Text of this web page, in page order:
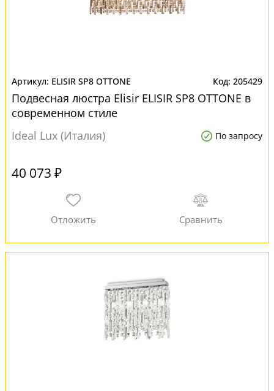
ELISIR SP8 OTTONE 205429
Подвесная люстра Elisir ELISIR SP8 OTTONE в
современном стиле
Ideal Lux (Италия)
По запросу
40 073 ₽